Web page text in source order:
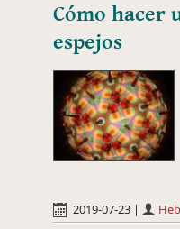
Cómo hacer
espejos
2019-07-23 |